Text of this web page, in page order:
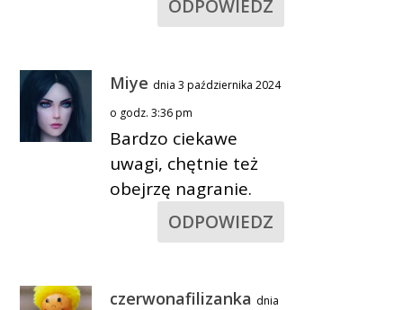
ODPOWIEDZ
Miye dnia 3 października 2024
o godz. 3:36 pm
Bardzo ciekawe
uwagi, chętnie też
obejrzę nagranie.
ODPOWIEDZ
czerwonafilizanka dnia